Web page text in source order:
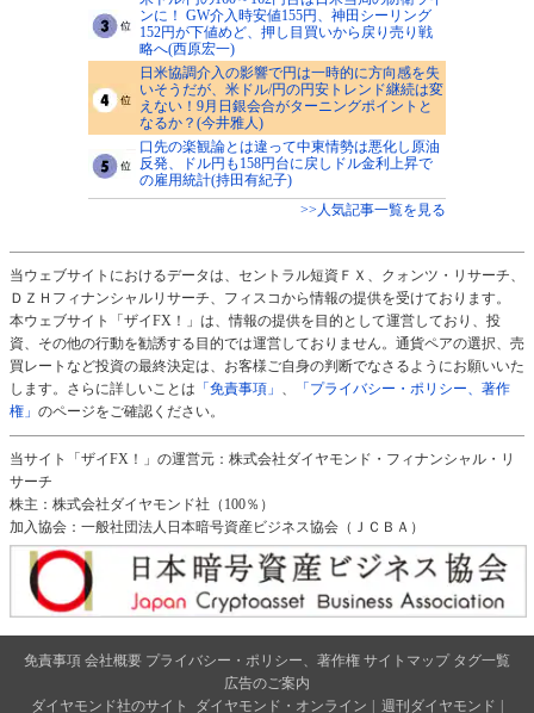
ンに！ GW介入時安値155円、神田シーリング
152円が下値めど、押し目買いから戻り売り戦
略へ(西原宏一)
日米協調介入の影響で円は一時的に方向感を失
いそうだが、米ドル/円の円安トレンド継続は変
えない！9月日銀会合がターニングポイントと
なるか？(今井雅人)
口先の楽観論とは違って中東情勢は悪化し原油
反発、ドル円も158円台に戻しドル金利上昇で
の雇用統計(持田有紀子)
>>人気記事一覧を見る
当ウェブサイトにおけるデータは、セントラル短資ＦＸ、クォンツ・リサーチ、
ＤＺＨフィナンシャルリサーチ、フィスコから情報の提供を受けております。
本ウェブサイト「ザイFX！」は、情報の提供を目的として運営しており、投
資、その他の行動を勧誘する目的では運営しておりません。通貨ペアの選択、売
買レートなど投資の最終決定は、お客様ご自身の判断でなさるようにお願いいた
します。さらに詳しいことは 「免責事項」 、
「プライバシー・ポリシー、著作
権」 のページをご確認ください。
当サイト「ザイFX！」の運営元：株式会社ダイヤモンド・フィナンシャル・リ
サーチ
株主：株式会社ダイヤモンド社（100％）
加入協会：一般社団法人日本暗号資産ビジネス協会（ＪＣＢＡ）
免責事項 会社概要 プライバシー・ポリシー、著作権 サイトマップ タグ一覧
広告のご案内
ダイヤモンド社のサイト
ダイヤモンド・オンライン 週刊ダイヤモンド